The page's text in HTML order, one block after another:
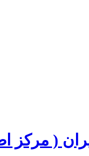
( مرکز